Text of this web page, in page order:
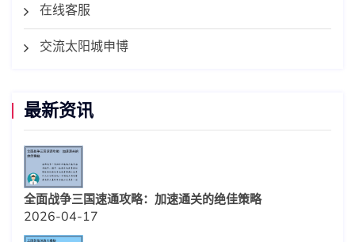
在线客服
交流太阳城申博
最新资讯
全面战争三国速通攻略：加速通关的绝佳策略
2026-04-17